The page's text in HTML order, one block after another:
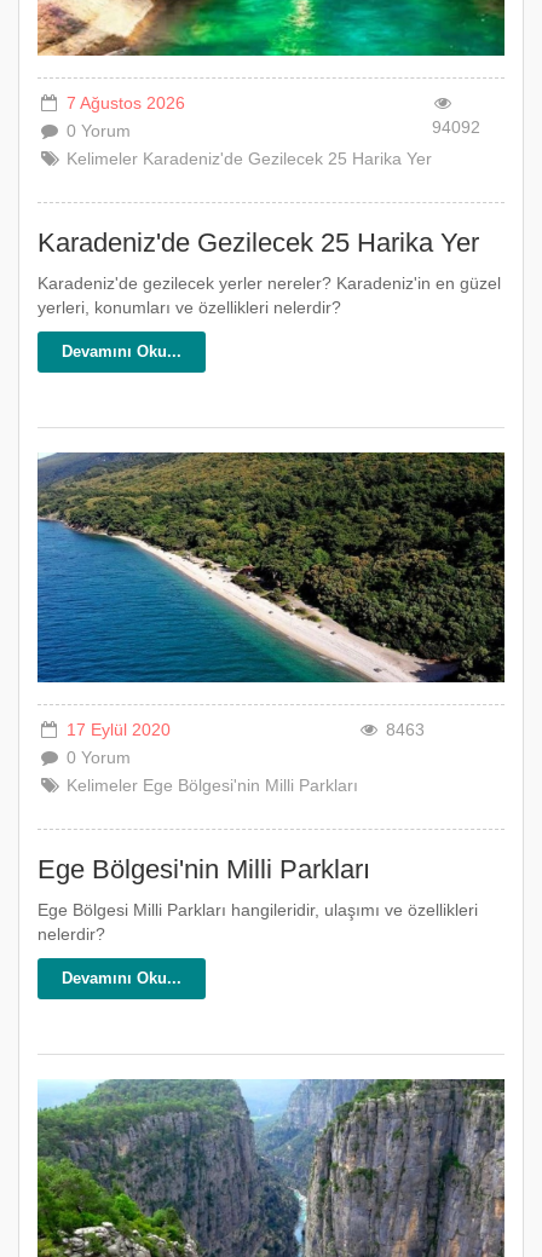
7 Ağustos 2026
0 Yorum
Kelimeler Karadeniz'de Gezilecek 25 Harika Yer
94092
Karadeniz'de Gezilecek 25 Harika Yer
Karadeniz'de gezilecek yerler nereler? Karadeniz'in en güzel
yerleri, konumları ve özellikleri nelerdir?
Devamını Oku...
17 Eylül 2020
0 Yorum
Kelimeler Ege Bölgesi'nin Milli Parkları
8463
Ege Bölgesi'nin Milli Parkları
Ege Bölgesi Milli Parkları hangileridir, ulaşımı ve özellikleri
nelerdir?
Devamını Oku...